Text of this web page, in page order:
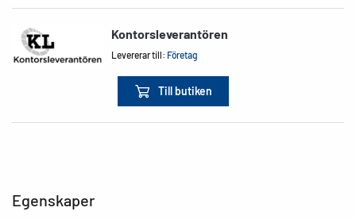
Kontorsleverantören
Levererar till: Företag
Till butiken
Egenskaper